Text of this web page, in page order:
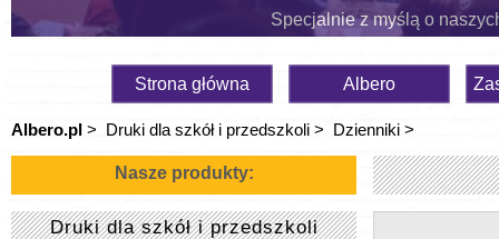
Specjalnie z myślą o
Strona główna Albero
Albero.pl > Druki dla szkół i przedszkoli > Dzienniki >
Nasze produkty:
Druki dla szkół i przedszkoli